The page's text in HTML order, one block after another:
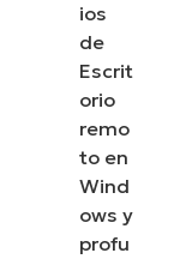
ios
de
Escrit
orio
remo
to en
Wind
ows y
profu